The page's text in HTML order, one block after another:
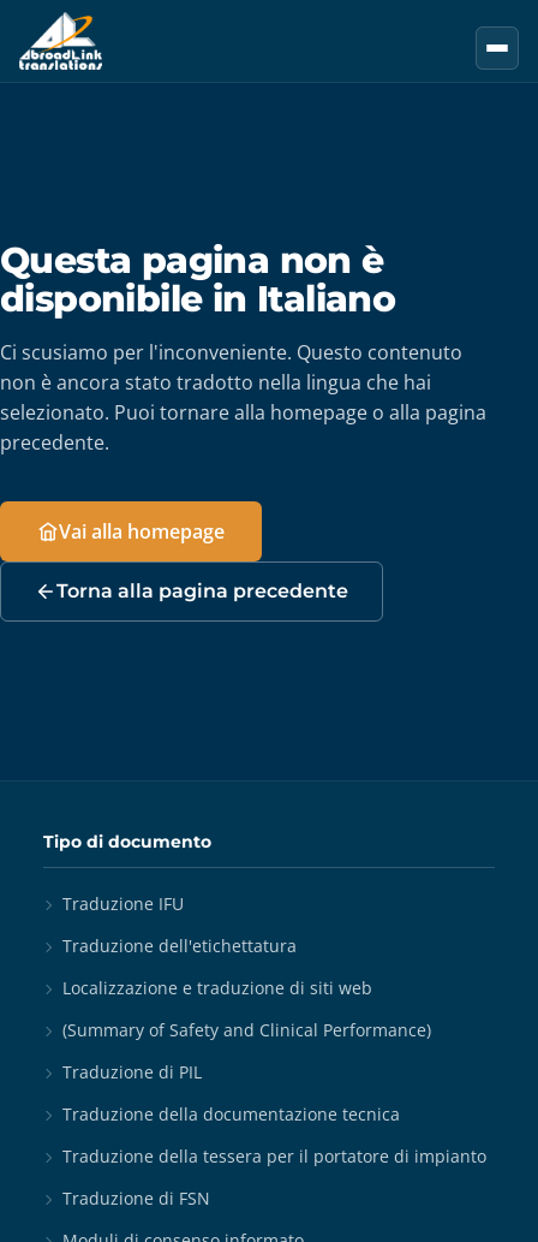
Vai al contenuto principale
Questa pagina non è
disponibile in Italiano
Ci scusiamo per l'inconveniente. Questo contenuto
non è ancora stato tradotto nella lingua che hai
selezionato. Puoi tornare alla homepage o alla pagina
precedente.
Vai alla homepage
Torna alla pagina precedente
Tipo di documento
Traduzione IFU
Traduzione dell'etichettatura
Localizzazione e traduzione di siti web
(Summary of Safety and Clinical Performance)
Traduzione di PIL
Traduzione della documentazione tecnica
Traduzione della tessera per il portatore di impianto
Traduzione di FSN